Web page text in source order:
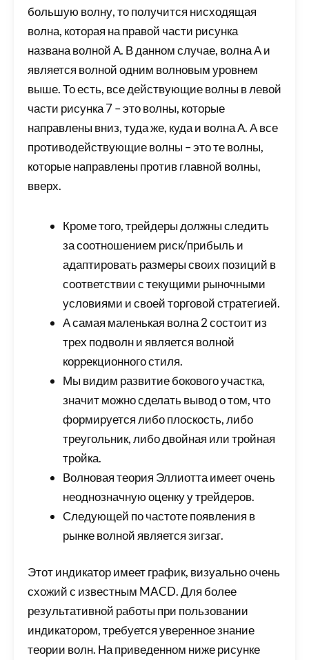
большую волну, то получится нисходящая
волна, которая на правой части рисунка
названа волной А. В данном случае, волна А и
является волной одним волновым уровнем
выше. То есть, все действующие волны в левой
части рисунка 7 – это волны, которые
направлены вниз, туда же, куда и волна А. А все
противодействующие волны – это те волны,
которые направлены против главной волны,
вверх.
Кроме того, трейдеры должны следить
за соотношением риск/прибыль и
адаптировать размеры своих позиций в
соответствии с текущими рыночными
условиями и своей торговой стратегией.
А самая маленькая волна 2 состоит из
трех подволн и является волной
коррекционного стиля.
Мы видим развитие бокового участка,
значит можно сделать вывод о том, что
формируется либо плоскость, либо
треугольник, либо двойная или тройная
тройка.
Волновая теория Эллиотта имеет очень
неоднозначную оценку у трейдеров.
Следующей по частоте появления в
рынке волной является зигзаг.
Этот индикатор имеет график, визуально очень
схожий с известным MACD. Для более
результативной работы при пользовании
индикатором, требуется уверенное знание
теории волн. На приведенном ниже рисунке